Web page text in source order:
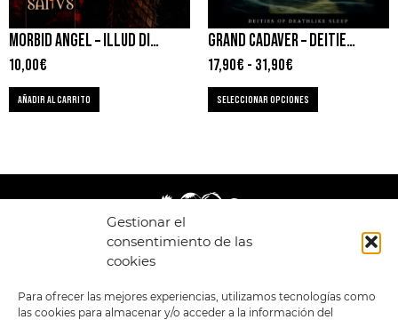
Gestionar el
consentimiento de las
cookies
Para ofrecer las mejores experiencias, utilizamos tecnologías como
las cookies para almacenar y/o acceder a la información del
MORBID ANGEL – ILLUD DIVINUM INSANUS
10,00€
AÑADIR AL CARRITO
GRAND CADAVER – DEITIES OF DEATHLIKE SLEEP
17,90€ - 31,90€
SELECCIONAR OPCIONES
LEGAL ENLACES